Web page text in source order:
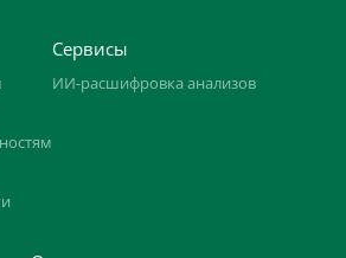
Сервисы
ИИ-расшифровка анализов